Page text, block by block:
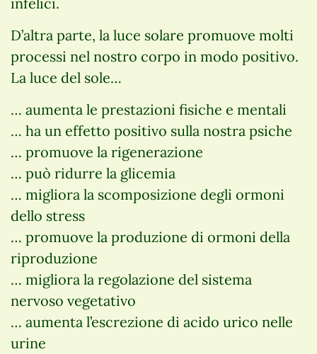
D’altra parte, la luce solare promuove molti
processi nel nostro corpo in modo positivo.
La luce del sole…
… aumenta le prestazioni fisiche e mentali
… ha un effetto positivo sulla nostra psiche
… promuove la rigenerazione
… può ridurre la glicemia
… migliora la scomposizione degli ormoni
dello stress
… promuove la produzione di ormoni della
riproduzione
… migliora la regolazione del sistema
nervoso vegetativo
… aumenta l’escrezione di acido urico nelle
urine